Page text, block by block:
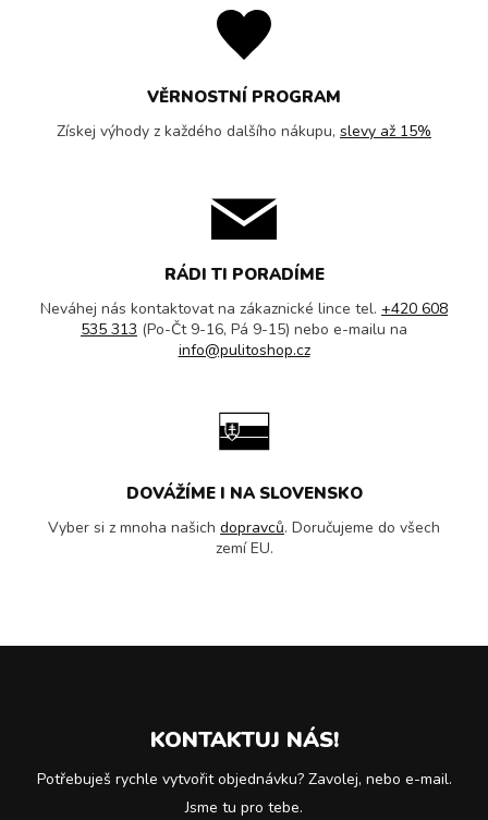
VĚRNOSTNÍ PROGRAM
Získej výhody z každého dalšího nákupu, slevy až 15%
RÁDI TI PORADÍME
Neváhej nás kontaktovat na zákaznické lince tel. +420 608
535 313 (Po-Čt 9-16, Pá 9-15) nebo e-mailu na
info@pulitoshop.cz
DOVÁŽÍME I NA SLOVENSKO
Vyber si z mnoha našich dopravců. Doručujeme do všech
zemí EU.
KONTAKTUJ NÁS!
Potřebuješ rychle vytvořit objednávku? Zavolej, nebo e-mail.
Jsme tu pro tebe.